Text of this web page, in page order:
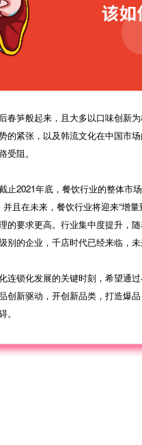
春笋般起来，且大多以口味创新
的紧张，以及韩流文化在中国市
阻。
止2021年底，餐饮行业的整体市
且在未来，餐饮行业将迎来“增
的要求更高。行业集中度提升，
别的企业，千店时代已经来临，
连锁化发展的关键时刻，希望通
创新驱动，开创新品类，打造爆